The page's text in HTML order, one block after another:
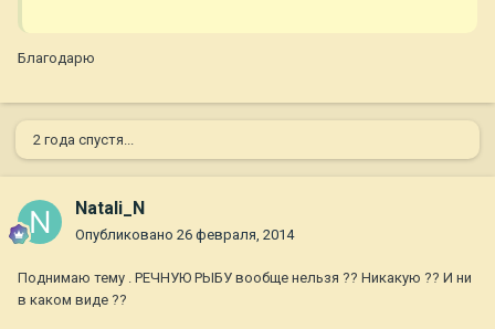
Благодарю
2 года спустя...
Natali_N
Опубликовано 26 февраля, 2014
Поднимаю тему . РЕЧНУЮ РЫБУ вообще нельзя ?? Никакую ?? И ни
в каком виде ??